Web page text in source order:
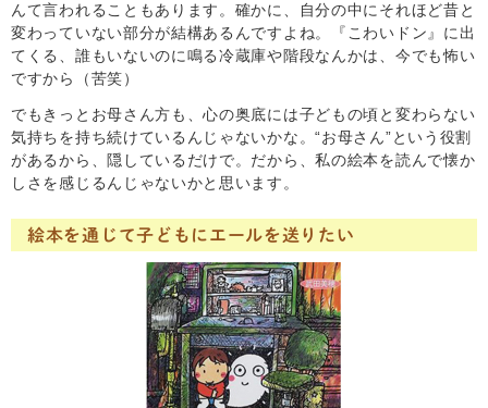
んて言われることもあります。確かに、自分の中にそれほど昔と
変わっていない部分が結構あるんですよね。『こわいドン』に出
てくる、誰もいないのに鳴る冷蔵庫や階段なんかは、今でも怖い
ですから（苦笑）
でもきっとお母さん方も、心の奥底には子どもの頃と変わらない
気持ちを持ち続けているんじゃないかな。“お母さん”という役割
があるから、隠しているだけで。だから、私の絵本を読んで懐か
しさを感じるんじゃないかと思います。
絵本を通じて子どもにエールを送りたい